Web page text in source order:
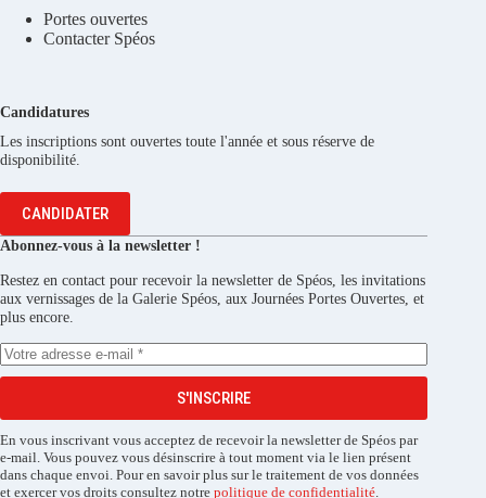
Portes ouvertes
Contacter Spéos
Candidatures
Les inscriptions sont ouvertes toute l'année et sous réserve de
disponibilité.
CANDIDATER
Abonnez-vous à la newsletter !
Restez en contact pour recevoir la newsletter de Spéos, les invitations
aux vernissages de la Galerie Spéos, aux Journées Portes Ouvertes, et
plus encore.
S'INSCRIRE
En vous inscrivant vous acceptez de recevoir la newsletter de Spéos par
e-mail. Vous pouvez vous désinscrire à tout moment via le lien présent
dans chaque envoi. Pour en savoir plus sur le traitement de vos données
et exercer vos droits consultez notre politique de confidentialité.